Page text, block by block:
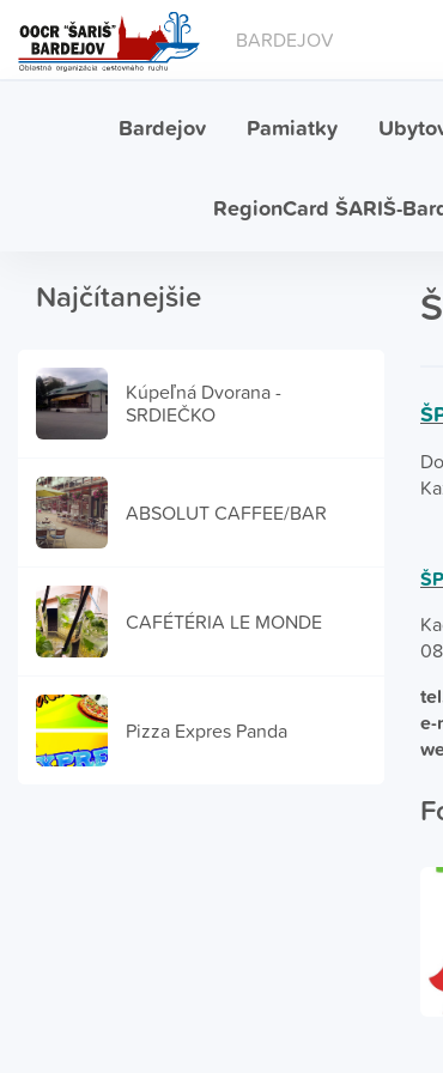
BARDEJOV
Bardejov Pamiatky
RegionCard ŠARIŠ-
Najčítanejšie
Kúpeľná Dvorana -
SRDIEČKO
ABSOLUT CAFFEE/BAR
CAFÉTÉRIA LE MONDE
Pizza Expres Panda
e-